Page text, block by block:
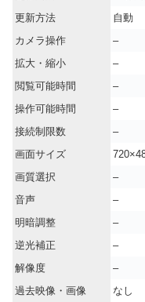
更新方法
自動
カメラ操作
–
拡大・縮小
–
閲覧可能時間
–
操作可能時間
–
接続制限数
–
画面サイズ
画質選択
–
音声
–
明暗調整
–
逆光補正
–
解像度
–
過去映像・画像
なし